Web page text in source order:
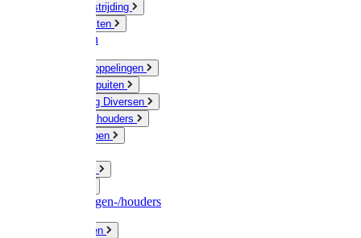
Onkruidbestrijding
Vliegenkasten
Meststoffen
Messing koppelingen
Gieters / Spuiten
Besproeiing Diversen
Slangen & houders
Waterpompen
Slangenwagen-/houders
Olie / Vetten